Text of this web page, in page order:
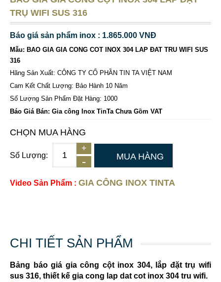
TRỤ WIFI SUS 316
Báo giá sản phẩm inox : 1.865.000 VNĐ
Mẫu: BAO GIA GIA CONG COT INOX 304 LAP ĐAT TRU WIFI SUS
316
Hãng Sản Xuất: CÔNG TY CỔ PHẦN TIN TA VIỆT NAM
Cam Kết Chất Lượng: Bảo Hành 10 Năm
Số Lượng Sản Phẩm Đặt Hàng: 1000
Báo Giá Bán: Gia công Inox TinTa Chưa Gồm VAT
CHỌN MUA HÀNG
Số Lượng: MUA HÀNG
Video Sản Phẩm : GIA CÔNG INOX TINTA
CHI TIẾT SẢN PHẨM
Bảng báo giá gia công cột inox 304, lắp đặt trụ wifi
sus 316, thiết kế gia cong lap dat cot inox 304 tru wifi.